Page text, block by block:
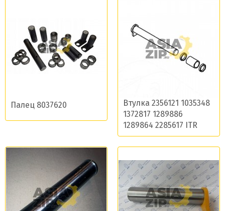
Палец 8037620
Втулка 2356121 1035348
1372817 1289886
1289864 2285617 ITR